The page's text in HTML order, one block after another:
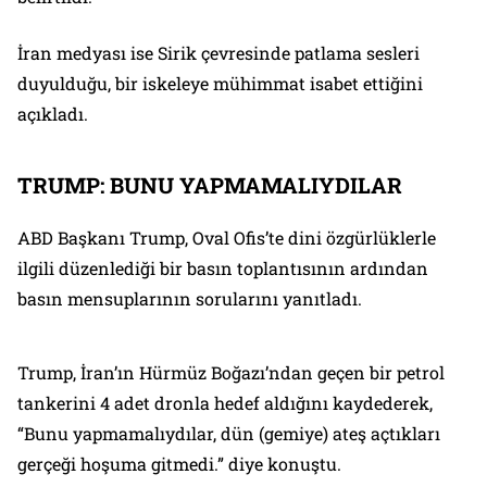
İran medyası ise Sirik çevresinde patlama sesleri
duyulduğu, bir iskeleye mühimmat isabet ettiğini
açıkladı.
TRUMP: BUNU YAPMAMALIYDILAR
ABD Başkanı Trump, Oval Ofis’te dini özgürlüklerle
ilgili düzenlediği bir basın toplantısının ardından
basın mensuplarının sorularını yanıtladı.
Trump, İran’ın Hürmüz Boğazı’ndan geçen bir petrol
tankerini 4 adet dronla hedef aldığını kaydederek,
“Bunu yapmamalıydılar, dün (gemiye) ateş açtıkları
gerçeği hoşuma gitmedi.” diye konuştu.